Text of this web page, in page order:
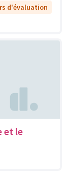
d'évaluation
et le